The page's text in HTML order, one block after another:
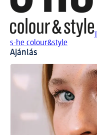
s-he colour&style
Ajánlás